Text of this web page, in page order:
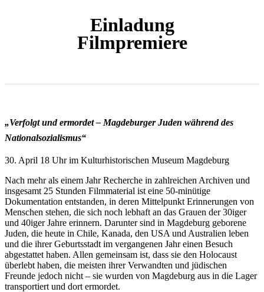
Einladung
Filmpremiere
„Verfolgt und ermordet – Magdeburger Juden während des
Nationalsozialismus“
30. April 18 Uhr im Kulturhistorischen Museum Magdeburg
Nach mehr als einem Jahr Recherche in zahlreichen Archiven und
insgesamt 25 Stunden Filmmaterial ist eine 50-minütige
Dokumentation entstanden, in deren Mittelpunkt Erinnerungen von
Menschen stehen, die sich noch lebhaft an das Grauen der 30iger
und 40iger Jahre erinnern. Darunter sind in Magdeburg geborene
Juden, die heute in Chile, Kanada, den USA und Australien leben
und die ihrer Geburtsstadt im vergangenen Jahr einen Besuch
abgestattet haben. Allen gemeinsam ist, dass sie den Holocaust
überlebt haben, die meisten ihrer Verwandten und jüdischen
Freunde jedoch nicht – sie wurden von Magdeburg aus in die Lager
transportiert und dort ermordet.